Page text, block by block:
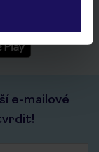
v myTUI
e-mailové